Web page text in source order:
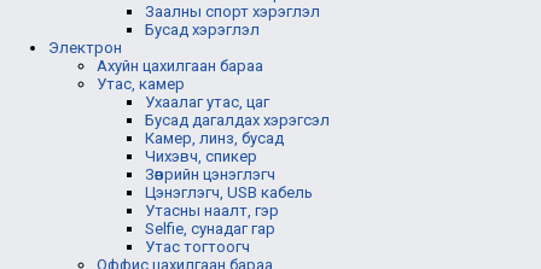
Заалны спорт хэрэглэл
Бусад хэрэглэл
Электрон
Ахуйн цахилгаан бараа
Утас, камер
Ухаалаг утас, цаг
Бусад дагалдах хэрэгсэл
Камер, линз, бусад
Чихэвч, спикер
Зөөврийн цэнэглэгч
Цэнэглэгч, USB кабель
Утасны наалт, гэр
Selfie, сунадаг гар
Утас тогтоогч
Оффис цахилгаан бараа